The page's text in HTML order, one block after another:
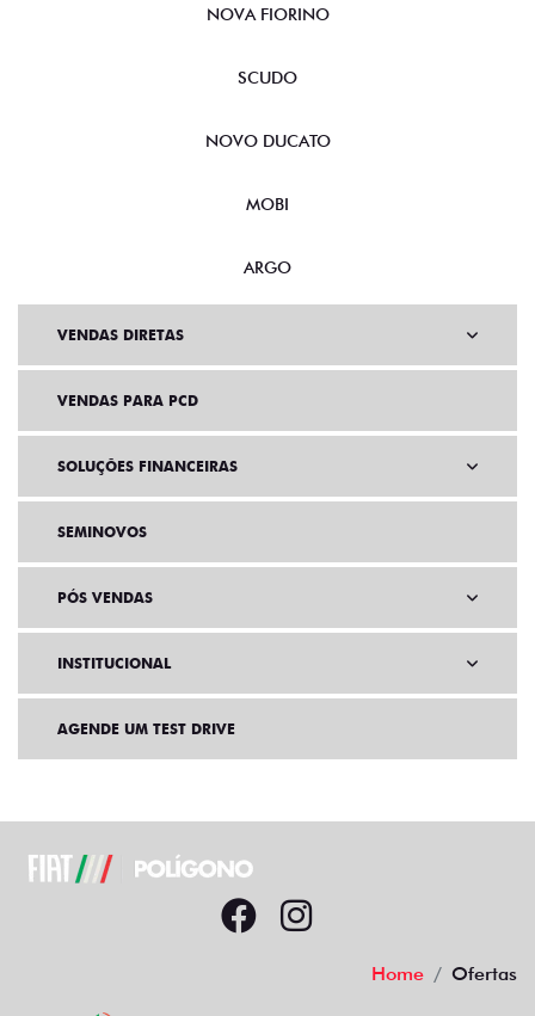
NOVA FIORINO
SCUDO
NOVO DUCATO
MOBI
ARGO
VENDAS DIRETAS
VENDAS PARA PCD
SOLUÇÕES FINANCEIRAS
SEMINOVOS
PÓS VENDAS
INSTITUCIONAL
AGENDE UM TEST DRIVE
Home Ofertas